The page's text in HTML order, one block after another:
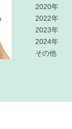
2020年
2022年
2023年
2024年
その他